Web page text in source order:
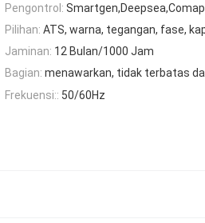
Pengontrol: Smartgen,Deepsea,Comap
Pilihan: ATS, warna, tegangan, fase,
Jaminan: 12 Bulan/1000 Jam
Bagian: menawarkan, tidak terbatas
Frekuensi:: 50/60Hz